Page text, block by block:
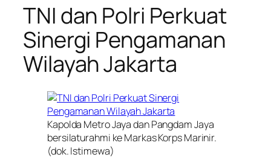
TNI dan Polri Perkuat
Sinergi Pengamanan
Wilayah Jakarta
Kapolda Metro Jaya dan Pangdam Jaya
bersilaturahmi ke Markas Korps Marinir.
(dok. Istimewa)